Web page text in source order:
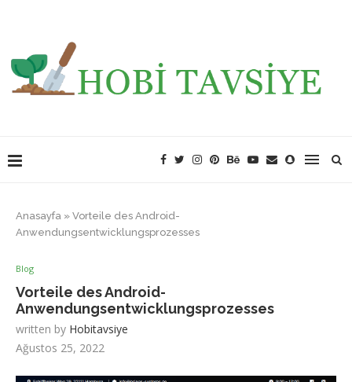
Anasayfa » Vorteile des Android-
Anwendungsentwicklungsprozesses
Blog
Vorteile des Android-
Anwendungsentwicklungsprozesses
written by Hobitavsiye
Ağustos 25, 2022